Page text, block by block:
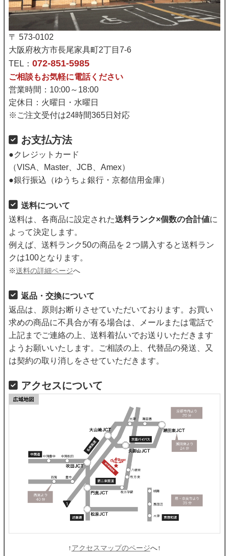
〒 573-0102
大阪府枚方市長尾家具町2丁目7-6
TEL： 072-851-5985
ご相談もお気軽に電話ください
営業時間：10:00～18:00
定休日：火曜日・水曜日
※ご注文受付は24時間365日対応
お支払方法
●クレジットカード
（VISA、Master、JCB、Amex）
●銀行振込（ゆうちょ銀行・京都信用金庫）
送料について
送料は、各商品に設定された送料ランク×個数の合計値に
よって決定します。
例えば、送料ランク50の商品を２つ購入すると送料ラン
クは100となります。
※送料の詳細ページへ
返品・交換について
返品は、原則お断りさせていただいております。お買い
求めの商品に不具合が有る場合は、メールまたは電話で
上記までご連絡の上、送料着払いでお送りいただきます
ようお願いいたします。ご相談の上、代替品の発送、又
は契約の取り消しをさせていただきます。
アクセスについて
↑アクセスマップのページへ↑